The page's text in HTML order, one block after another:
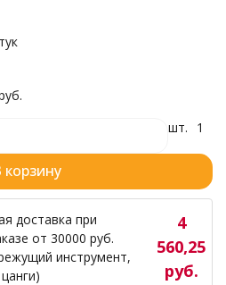
шт. 1
корзину
доставка при
от 30000 руб.
инструмент,
4
560,25
руб.